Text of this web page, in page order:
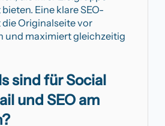
Eine klare SEO-
Originalseite vor
und maximiert gleichzeitig
sind für Social
und SEO am